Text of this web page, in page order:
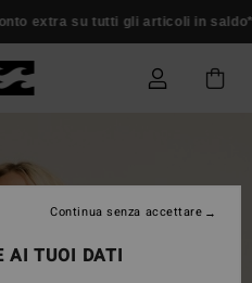
extra su tutti gli articoli in saldo*
AI TUOI DATI
Continua senza accettare